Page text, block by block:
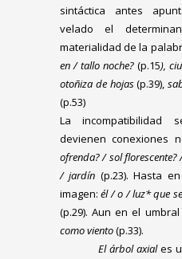
sintáctica antes
velado el
materialidad de la
en / tallo noche?(p.15),
otoñiza de hojas(p.39),
(p.53)
La incompatibilidad
devienen conexiones
ofrenda? / sol florescente?
/ jardín (p.23). Hasta
imagen:él / o / luz* que
(p.29). Aun en el
como viento(p.33).
El árbol axiales